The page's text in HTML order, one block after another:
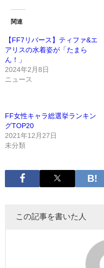
関連
【FF7リバース】ティファ&エ
アリスの水着姿が「たまら
ん！」
2024年2月8日
ニュース
FF女性キャラ総選挙ランキン
グTOP20
2021年12月27日
未分類
この記事を書いた人